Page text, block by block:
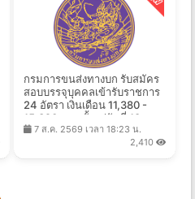
กรมการขนส่งทางบก รับสมัคร
สอบบรรจุบุคคลเข้ารับราชการ
24 อัตรา เงินเดือน 11,380 -
15,320 บาท ตั้งแต่วันที่ 18 ส.ค.
- 7 ก.ย 2569
7 ส.ค. 2569 เวลา 18:23 น.
2,410